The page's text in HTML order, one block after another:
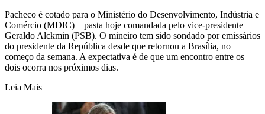
Pacheco é cotado para o Ministério do Desenvolvimento, Indústria e
Comércio (MDIC) – pasta hoje comandada pelo vice-presidente
Geraldo Alckmin (PSB). O mineiro tem sido sondado por emissários
do presidente da República desde que retornou a Brasília, no
começo da semana. A expectativa é de que um encontro entre os
dois ocorra nos próximos dias.
Leia Mais